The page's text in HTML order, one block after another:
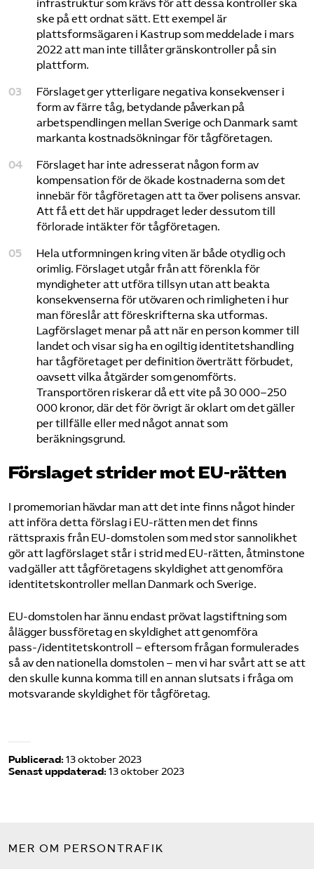
infrastruktur som krävs för att dessa kontroller ska
ske på ett ordnat sätt. Ett exempel är
plattsformsägaren i Kastrup som med­delade i mars
2022 att man inte tillåter gränskontroller på sin
plattform.
Förslaget ger ytterligare negativa konsekvenser i
form av färre tåg, betydande påverkan på
arbetspendlingen mellan Sverige och Danmark samt
markanta kostnadsökningar för tågföretagen.
Förslaget har inte adresserat någon form av
kompensation för de ökade kostnaderna som det
innebär för tågföretagen att ta över polisens ansvar.
Att få ett det här uppdraget leder dessutom till
förlorade intäkter för tågföretagen.
Hela utformningen kring viten är både otydlig och
orimlig. Förslaget utgår från att förenkla för
myndigheter att utföra tillsyn utan att beakta
konsekvenserna för utövaren och rimligheten i hur
man föreslår att föreskrifterna ska utformas.
Lagförslaget menar på att när en person kommer till
landet och visar sig ha en ogiltig identitetshandling
har tågföretaget per definition överträtt förbudet,
oavsett vilka åtgärder som genomförts.
Transportören riskerar då ett vite på 30 000–250
000 kronor, där det för övrigt är oklart om det gäller
per tillfälle eller med något annat som
beräkningsgrund.
Förslaget strider mot EU-rätten
I promemorian hävdar man att det inte finns något hinder
att införa detta förslag i EU-rätten men det finns
rättspraxis från EU-domstolen som med stor sannolikhet
gör att lagförslaget står i strid med EU-rätten, åtminstone
vad gäller att tågföretagens skyldighet att genomföra
identi­tetskontroller mellan Danmark och Sverige.
EU-domstolen har ännu endast prövat lagstiftning som
ålägger bussföretag en skyldighet att genomföra
pass-/identitetskontroll – eftersom frågan formulerades
så av den nationella domstolen – men vi har svårt att se att
den skulle kunna komma till en annan slutsats i fråga om
motsvarande skyldighet för tågföretag.
Publicerad: 13 oktober 2023
Senast uppdaterad: 13 oktober 2023
MER OM PERSONTRAFIK